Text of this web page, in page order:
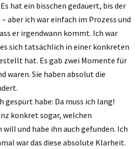
hat ein bisschen gedauert, bis der
aber ich war einfach im Prozess und
er irgendwann kommt. Ich war
sich tatsächlich in einer konkreten
hat. Es gab zwei Momente für
waren. Sie haben absolut die
habe: Da muss ich lang!
konkret sogar, welchen
will und habe ihn auch gefunden. Ich
war das diese absolute Klarheit.